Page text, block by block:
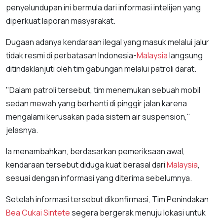
penyelundupan ini bermula dari informasi intelijen yang
diperkuat laporan masyarakat.
Dugaan adanya kendaraan ilegal yang masuk melalui jalur
tidak resmi di perbatasan Indonesia-Malaysialangsung
ditindaklanjuti oleh tim gabungan melalui patroli darat.
"Dalam patroli tersebut, tim menemukan sebuah mobil
sedan mewah yang berhenti di pinggir jalan karena
mengalami kerusakan pada sistem air suspension,"
jelasnya.
Ia menambahkan, berdasarkan pemeriksaan awal,
kendaraan tersebut diduga kuat berasal dariMalaysia,
sesuai dengan informasi yang diterima sebelumnya.
Setelah informasi tersebut dikonfirmasi, Tim Penindakan
Bea Cukai Sintetesegera bergerak menuju lokasi untuk